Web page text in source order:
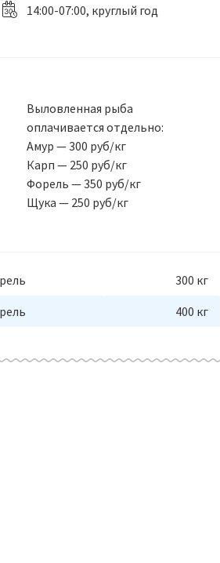
14:00-07:00, круглый год
Выловленная рыба
оплачивается отдельно:
Амур — 300 руб/кг
Карп — 250 руб/кг
Форель — 350 руб/кг
Щука — 250 руб/кг
300 кг
400 кг